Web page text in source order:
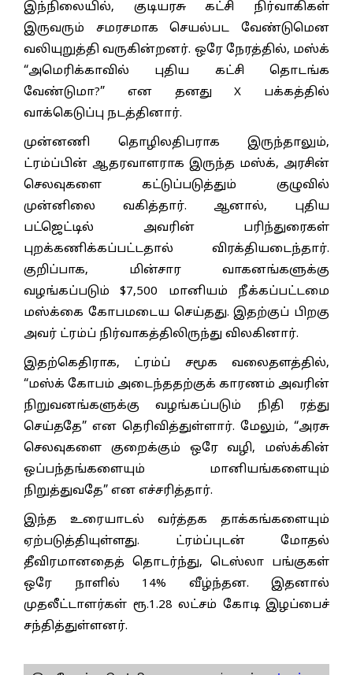
இந்நிலையில், குடியரசு கட்சி நிர்வாகிகள்
இருவரும் சமரசமாக செயல்பட வேண்டுமென
வலியுறுத்தி வருகின்றனர். ஒரே நேரத்தில், மஸ்க்
“அமெரிக்காவில் புதிய கட்சி தொடங்க
வேண்டுமா?” என தனது X பக்கத்தில்
வாக்கெடுப்பு நடத்தினார்.
முன்னணி தொழிலதிபராக இருந்தாலும்,
ட்ரம்ப்பின் ஆதரவாளராக இருந்த மஸ்க், அரசின்
செலவுகளை கட்டுப்படுத்தும் குழுவில்
முன்னிலை வகித்தார். ஆனால், புதிய
பட்ஜெட்டில் அவரின் பரிந்துரைகள்
புறக்கணிக்கப்பட்டதால் விரக்தியடைந்தார்.
குறிப்பாக, மின்சார வாகனங்களுக்கு
வழங்கப்படும் $7,500 மானியம் நீக்கப்பட்டமை
மஸ்க்கை கோபமடைய செய்தது. இதற்குப் பிறகு
அவர் ட்ரம்ப் நிர்வாகத்திலிருந்து விலகினார்.
இதற்கெதிராக, ட்ரம்ப் சமூக வலைதளத்தில்,
“மஸ்க் கோபம் அடைந்ததற்குக் காரணம் அவரின்
நிறுவனங்களுக்கு வழங்கப்படும் நிதி ரத்து
செய்ததே” என தெரிவித்துள்ளார். மேலும், “அரசு
செலவுகளை குறைக்கும் ஒரே வழி, மஸ்க்கின்
ஒப்பந்தங்களையும் மானியங்களையும்
நிறுத்துவதே” என எச்சரித்தார்.
இந்த உரையாடல் வர்த்தக தாக்கங்களையும்
ஏற்படுத்தியுள்ளது. ட்ரம்ப்புடன் மோதல்
தீவிரமானதைத் தொடர்ந்து, டெஸ்லா பங்குகள்
ஒரே நாளில் 14% வீழ்ந்தன. இதனால்
முதலீட்டாளர்கள் ரூ.1.28 லட்சம் கோடி இழப்பைச்
சந்தித்துள்ளனர்.